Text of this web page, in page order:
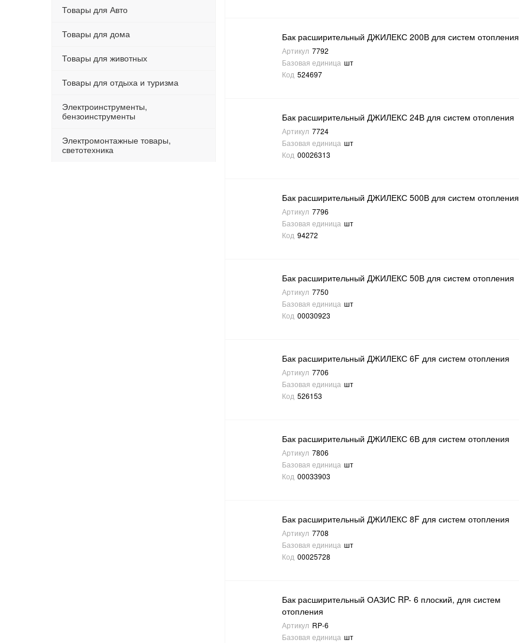
Товары для Авто
Товары для дома
Товары для животных
Товары для отдыха и туризма
Электроинструменты,
бензоинструменты
Электромонтажные товары,
светотехника
Бак расширительный ДЖИЛЕКС 200В для систем отопления
Артикул 7792
Базовая единица шт
Код 524697
Бак расширительный ДЖИЛЕКС 24В для систем отопления
Артикул 7724
Базовая единица шт
Код 00026313
Бак расширительный ДЖИЛЕКС 500В для систем отопления
Артикул 7796
Базовая единица шт
Код 94272
Бак расширительный ДЖИЛЕКС 50В для систем отопления
Артикул 7750
Базовая единица шт
Код 00030923
Бак расширительный ДЖИЛЕКС 6F для систем отопления
Артикул 7706
Базовая единица шт
Код 526153
Бак расширительный ДЖИЛЕКС 6В для систем отопления
Артикул 7806
Базовая единица шт
Код 00033903
Бак расширительный ДЖИЛЕКС 8F для систем отопления
Артикул 7708
Базовая единица шт
Код 00025728
Бак расширительный ОАЗИС RP- 6 плоский, для систем
отопления
Артикул RP-6
Базовая единица шт